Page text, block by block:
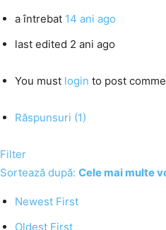
a întrebat 14 ani ago
last edited 2 ani ago
You must login to post
Răspunsuri (1)
Filter
Sortează după: Cele mai multe
Newest First
Oldest First